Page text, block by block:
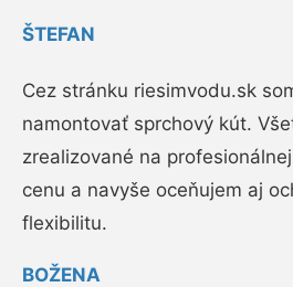
ŠTEFAN
Cez stránku riesimvodu.sk
namontovať sprchový kút.
zrealizované na
cenu a navyše oceňujem aj
flexibilitu.
BOŽENA